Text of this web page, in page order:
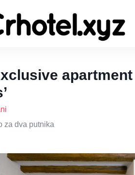
apartment
za dva putnika